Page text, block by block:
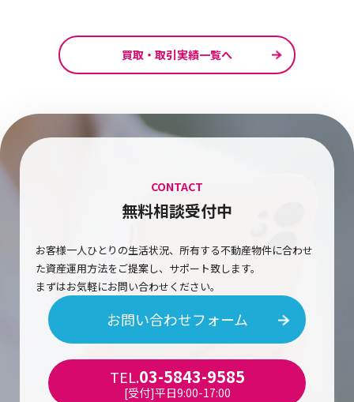
買取・取引実績一覧へ
CONTACT
無料相談受付中
お客様一人ひとりの生活状況、所有する不動産物件に合わせ
た資産運用方法をご提案し、サポート致します。
まずはお気軽にお問い合わせください。
お問い合わせフォーム
TEL.03-5843-9585
[受付]平日9:00-17:00